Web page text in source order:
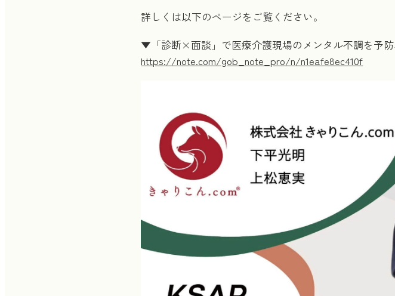
詳しくは以下のページをご覧ください。
▼「診断×面談」で医療介護現場のメンタル不調を予
https://note.com/gob_note_pro/n/n1eafe8ec410f